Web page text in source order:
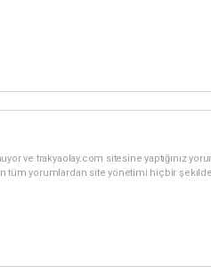
ve trakyaolay.com sitesine yaptığınız
tüm yorumlardan site yönetimi hiçbir